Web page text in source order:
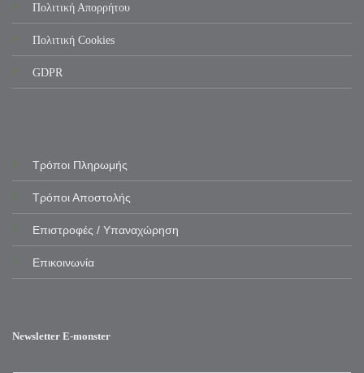
Πολιτική Απορρήτου
Πολιτική Cookies
GDPR
Τρόποι Πληρωμής
Τρόποι Αποστολής
Επιστροφές / Υπαναχώρηση
Επικοινωνία
Newsletter E-monster